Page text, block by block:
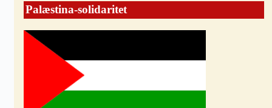
Palæstina-solidaritet